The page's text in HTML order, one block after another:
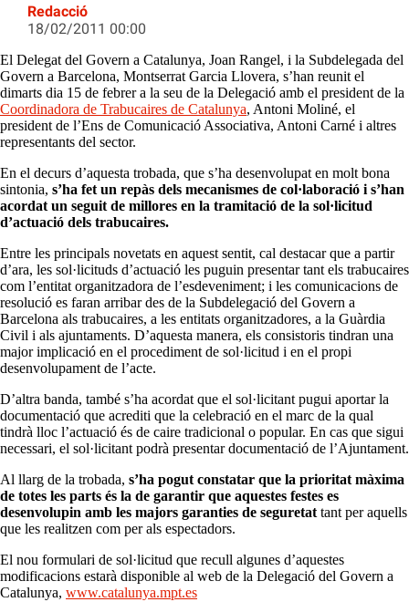
Redacció
18/02/2011 00:00
El Delegat del Govern a Catalunya, Joan Rangel, i la Subdelegada del
Govern a Barcelona, Montserrat Garcia Llovera, s’han reunit el
dimarts dia 15 de febrer a la seu de la Delegació amb el president de la
Coordinadora de Trabucaires de Catalunya, Antoni Moliné, el
president de l’Ens de Comunicació Associativa, Antoni Carné i altres
representants del sector.
En el decurs d’aquesta trobada, que s’ha desenvolupat en molt bona
sintonia, s’ha fet un repàs dels mecanismes de col·laboració i s’han
acordat un seguit de millores en la tramitació de la sol·licitud
d’actuació dels trabucaires.
Entre les principals novetats en aquest sentit, cal destacar que a partir
d’ara, les sol·licituds d’actuació les puguin presentar tant els trabucaires
com l’entitat organitzadora de l’esdeveniment; i les comunicacions de
resolució es faran arribar des de la Subdelegació del Govern a
Barcelona als trabucaires, a les entitats organitzadores, a la Guàrdia
Civil i als ajuntaments. D’aquesta manera, els consistoris tindran una
major implicació en el procediment de sol·licitud i en el propi
desenvolupament de l’acte.
D’altra banda, també s’ha acordat que el sol·licitant pugui aportar la
documentació que acrediti que la celebració en el marc de la qual
tindrà lloc l’actuació és de caire tradicional o popular. En cas que sigui
necessari, el sol·licitant podrà presentar documentació de l’Ajuntament.
Al llarg de la trobada, s’ha pogut constatar que la prioritat màxima
de totes les parts és la de garantir que aquestes festes es
desenvolupin amb les majors garanties de seguretattant per aquells
que les realitzen com per als espectadors.
El nou formulari de sol·licitud que recull algunes d’aquestes
modificacions estarà disponible al web de la Delegació del Govern a
Catalunya, www.catalunya.mpt.es